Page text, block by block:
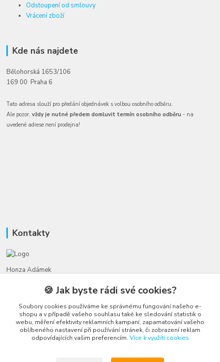
Odstoupení od smlouvy
Vrácení zboží
Kde nás najdete
Bělohorská 1653/106
169 00 Praha 6
Tato adresa slouží pro předání objednávek s volbou osobního odběru.
Ale pozor,vždy je nutné předem domluvit termín osobního odběru - na
uvedené adrese není prodejna!
Kontakty
Honza Adámek
(Po-Ne, 9-21 hod.)
honza@autahracky.cz
🍪 Jak byste rádi své cookies?
Soubory cookies používáme ke správnému fungování našeho e-
shopu a v případě vašeho souhlasu také ke sledování statistik o
webu, měření efektivity reklamních kampaní, zapamatování vašeho
oblíbeného nastavení při používání stránek, či zobrazení reklam
odpovídajících vašim preferencím. Více k využití cookies